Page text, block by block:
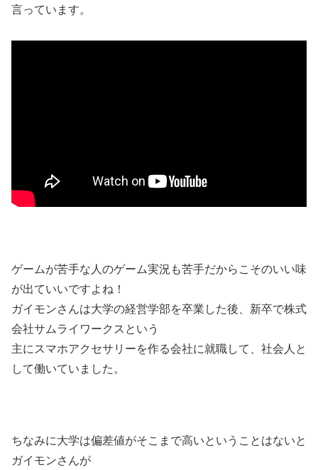
言っています。
ゲームが苦手な人のゲーム実況も苦手だからこそのいい味
が出ていいですよね！
ガイモンさんは大学の経営学部を卒業した後、新卒で株式
会社サムライワークスという
主にスマホアクセサリーを作る会社に就職して、社会人と
して働いていました。
ちなみに大学は偏差値がそこまで高いということはないと
ガイモンさんが